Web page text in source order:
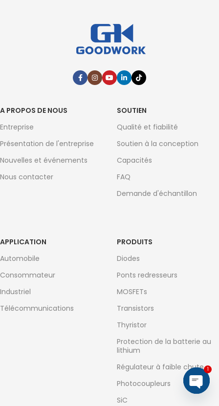
A PROPOS DE NOUS
Entreprise
Présentation de l'entreprise
Nouvelles et événements
Nous contacter
SOUTIEN
Qualité et fiabilité
Soutien à la conception
Capacités
FAQ
Demande d'échantillon
APPLICATION
Automobile
Consommateur
Industriel
Télécommunications
PRODUITS
Diodes
Ponts redresseurs
MOSFETs
Transistors
Thyristor
Protection de la batterie au
lithium
Régulateur à faible chute
Photocoupleurs
SiC
1